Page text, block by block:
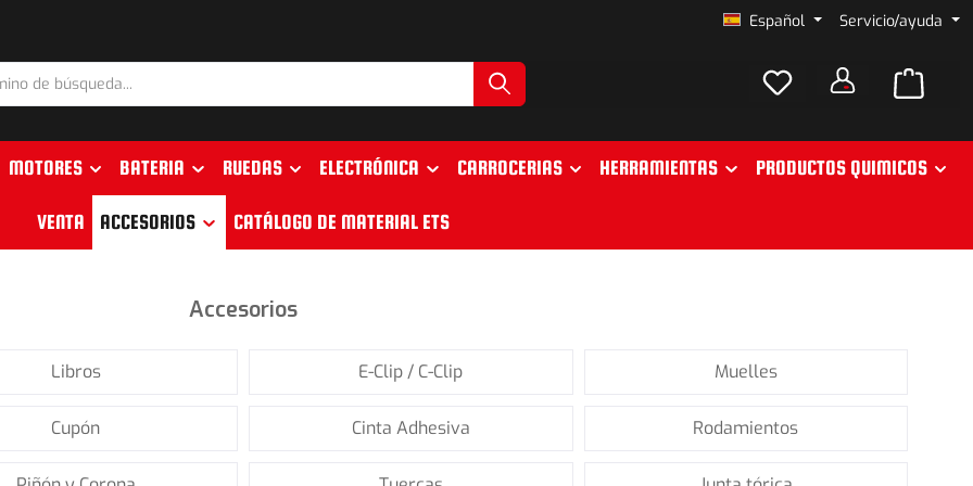
Español Servicio/ayuda
MOTORES BATERIA RUEDAS ELECTRÓNICA CARROCERIAS HERRAMIENTAS PRODUCTOS QUIMICOS
VENTA ACCESORIOS CATÁLOGO DE MATERIAL ETS
Accesorios
Libros E-Clip / C-Clip Muelles
Cupón Cinta Adhesiva Rodamientos